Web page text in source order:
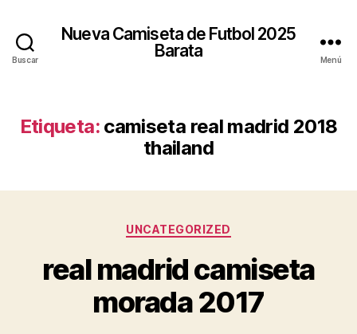
Buscar
Nueva Camiseta de Futbol 2025
Barata
Menú
Etiqueta: camiseta real madrid 2018
thailand
Categorías
UNCATEGORIZED
real madrid camiseta
morada 2017